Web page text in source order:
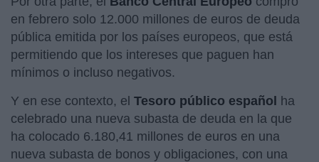
en febrero solo 12.000 millones de euros de deuda
pública emitida por los países europeos, que está
permitiendo que los intereses que paguen han
mínimos o incluso negativos.
Y en ese contexto, el Tesoro público español ha
celebrado una nueva subasta de deuda en la que
ha colocado 6.180,41 millones de euros en una
nueva subasta de bonos y obligaciones, con una